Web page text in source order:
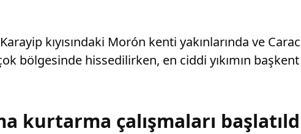
kıyısındaki Morón kenti yakınlarında ve
bölgesinde hissedilirken, en ciddi yıkımın
kurtarma çalışmaları